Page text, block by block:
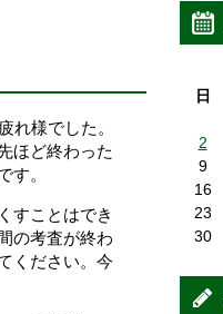
れ様でした。
ほど終わった
す。
すことはでき
の考査が終わ
ください。今
日
2
9
16
23
30